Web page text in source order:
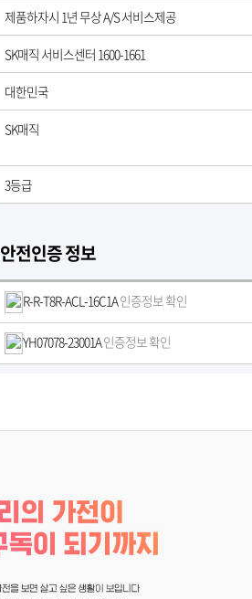
제품하자시 1년 무상 A/S 서비스제공
SK매직 서비스센터 1600-1661
대한민국
SK매직
3등급
안전인증 정보
R-R-T8R-ACL-16C1A인증정보 확인
YH07078-23001A인증정보 확인